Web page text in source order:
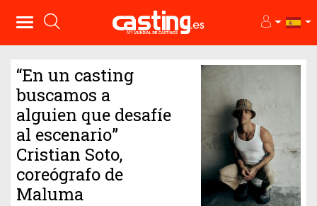
“En un casting
buscamos a
alguien que desafíe
al escenario”
Cristian Soto,
coreógrafo de
Maluma